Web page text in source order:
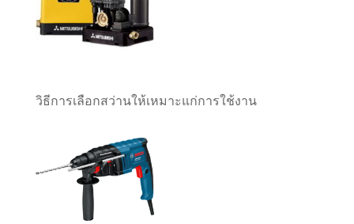
วิธีการเลือกสว่านให้เหมาะแก่การใช้งาน